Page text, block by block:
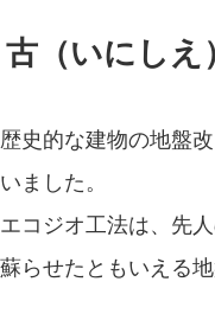
古（いにしえ
歴史的な建物の地盤
いました。
エコジオ工法は、先
蘇らせたともいえる地